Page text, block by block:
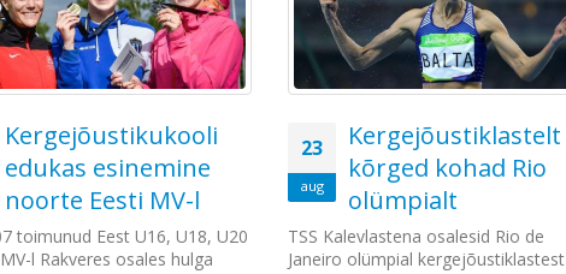
Kergejõustikukooli
edukas esinemine
noorte Eesti MV-l
toimunud Eest U16, U18, U20
l Rakveres osales hulga
23
aug
Kergejõustiklastelt
kõrged kohad Rio
olümpialt
TSS Kalevlastena osalesid Rio de
Janeiro olümpial kergejõustiklastest